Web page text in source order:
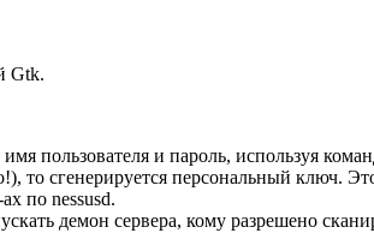
Gtk.
пользователя и пароль, используя
то сгенерируется персональный ключ.
по nessusd.
демон сервера, кому разрешено